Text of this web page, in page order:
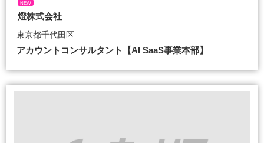
NEW
燈株式会社
東京都千代田区
アカウントコンサルタント【AI SaaS事業本部】